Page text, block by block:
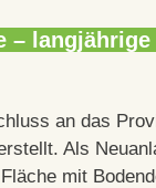
–
an das
Als
mit